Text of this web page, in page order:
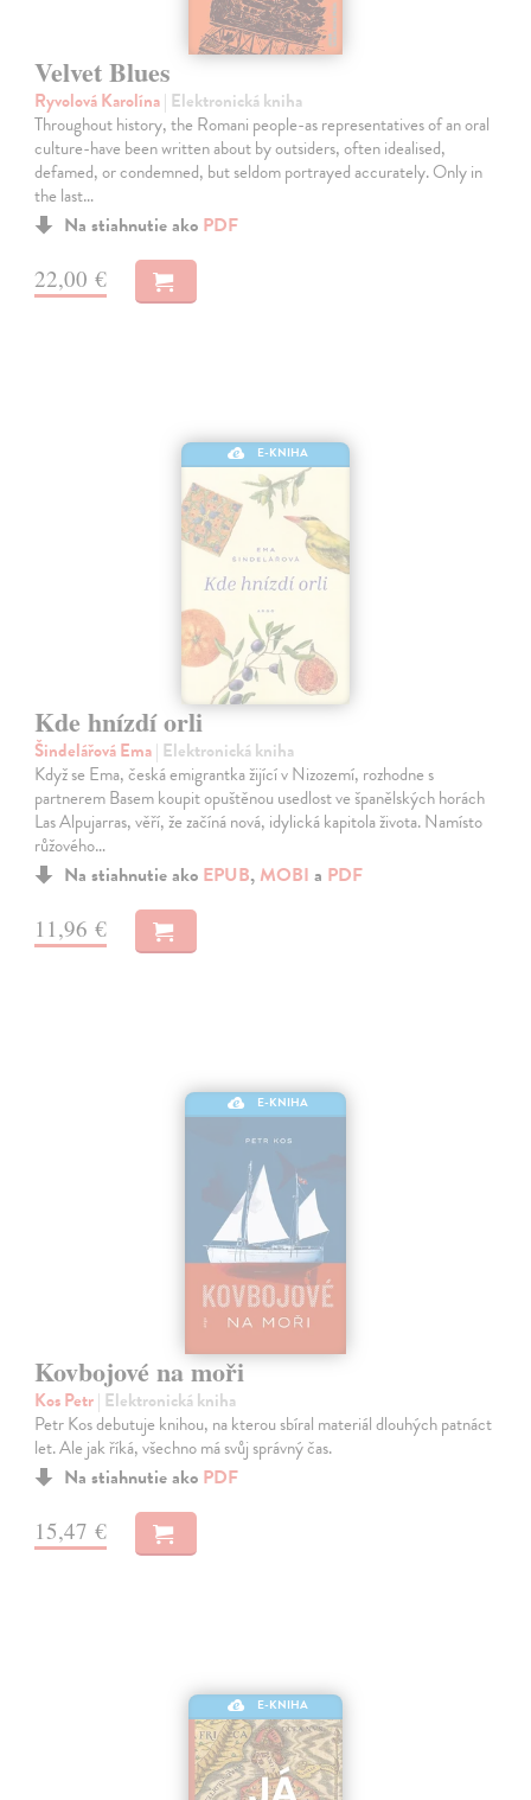
Velvet Blues
Ryvolová Karolína| Elektronická kniha
Throughout history, the Romani people-as representatives of an oral
culture-have been written about by outsiders, often idealised,
defamed, or condemned, but seldom portrayed accurately. Only in
the last…
Na stiahnutie ako PDF
22,00 €
E-KNIHA
Kde hnízdí orli
Šindelářová Ema| Elektronická kniha
Když se Ema, česká emigrantka žijící v Nizozemí, rozhodne s
partnerem Basem koupit opuštěnou usedlost ve španělských horách
Las Alpujarras, věří, že začíná nová, idylická kapitola života. Namísto
růžového…
Na stiahnutie ako EPUB, MOBI a PDF
11,96 €
E-KNIHA
Kovbojové na moři
Kos Petr| Elektronická kniha
Petr Kos debutuje knihou, na kterou sbíral materiál dlouhých patnáct
let. Ale jak říká, všechno má svůj správný čas.
Na stiahnutie ako PDF
15,47 €
E-KNIHA